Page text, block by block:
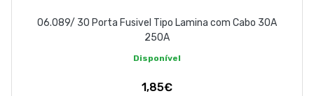
06.089/ 30 Porta Fusivel Tipo Lamina com Cabo 30A
250A
Disponível
1,85€